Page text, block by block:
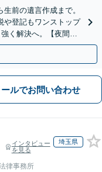
前の遺言作成まで。
や登記もワンストップ
く解決へ。【夜間や
ールでお問い合わせ
インタビュー
を見る
埼玉県
律事務所